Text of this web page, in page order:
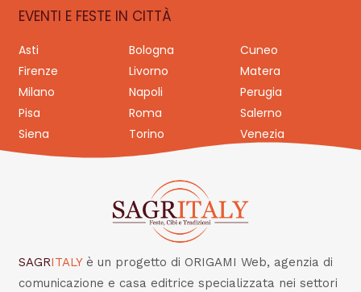
EVENTI E FESTE IN CITTÀ
Asti Bologna
Cuneo
Firenze
Livorno
Matera
Milano
Napoli
Perugia
Pisa
Roma
Salerno
Siena
Torino Venezia
SAGRITALY è un progetto di ORIGAMI Web, agenzia di
comunicazione e casa editrice specializzata nei settori